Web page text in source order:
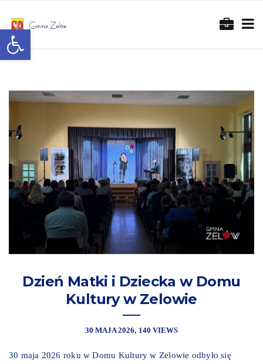
Otwórz pasek narzędzi
Dzień Matki i Dziecka w Domu
Kultury w Zelowie
30 MAJA 2026 140 VIEWS
30 maja 2026 roku w Domu Kultury w Zelowie odbyło się